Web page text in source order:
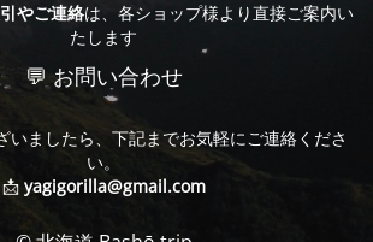
やご連絡は、各ショップ様より直接ご案内い
たします
💬 お問い合わせ
いましたら、下記までお気軽にご連絡くださ
い。
📩 yagigorilla@gmail.com